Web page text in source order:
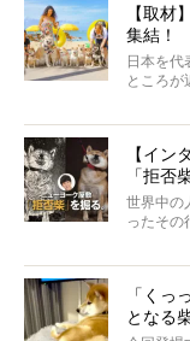
でも、
なりにく
実際に「
主はその
今回は、
ご本人か
語でした
※文章はご
※画像はす
※この記事
【取材
集結！
日本を代
ところが
な中「
柴犬オ
そんな
きました
【イン
「拒否
世界中の
ったその
否柴が
がるの
最近版画
屋敷裕
「くっ
となる